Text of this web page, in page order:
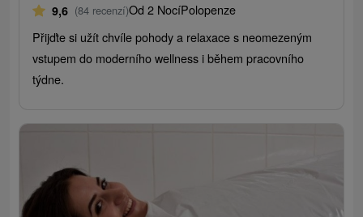
9,6 (84 recenzí)Od 2 NocíPolopenze
Přijďte si užít chvíle pohody a relaxace s neomezeným
vstupem do moderního wellness i během pracovního
týdne.